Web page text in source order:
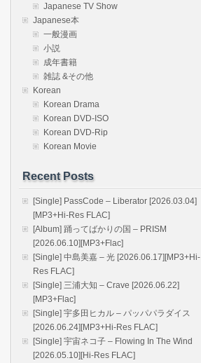
Japanese TV Show
Japanese本
一般漫画
小説
成年書籍
雑誌 &その他
Korean
Korean Drama
Korean DVD-ISO
Korean DVD-Rip
Korean Movie
Recent Posts
[Single] PassCode – Liberator [2026.03.04]
[MP3+Hi-Res FLAC]
[Album] 踊ってばかりの国 – PRISM
[2026.06.10][MP3+Flac]
[Single] 中島美嘉 – 光 [2026.06.17][MP3+Hi-
Res FLAC]
[Single] 三浦大知 – Crave [2026.06.22]
[MP3+Flac]
[Single] 宇多田ヒカル – パッパパラダイス
[2026.06.24][MP3+Hi-Res FLAC]
[Single] 宇宙ネコ子 – Flowing In The Wind
[2026.05.10][Hi-Res FLAC]